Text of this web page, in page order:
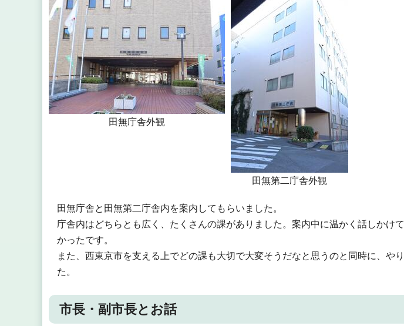
田無庁舎外観
田無第二庁舎外観
田無庁舎と田無第二庁舎内を案内してもらいました。
庁舎内はどちらとも広く、たくさんの課がありました。案内中に温かく話しかけ
かったです。
また、西東京市を支える上でどの課も大切で大変そうだなと思うのと同時に、や
た。
市長・副市長とお話